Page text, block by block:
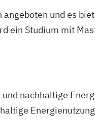
und es
ein Studium mit
nachhaltige